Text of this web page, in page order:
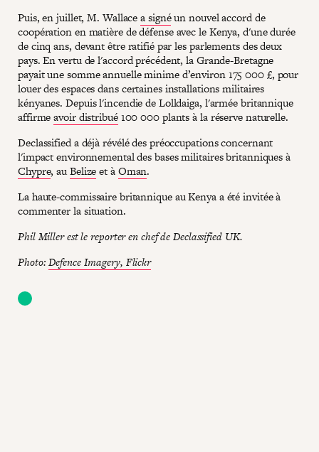
Puis, en juillet, M. Wallacea signéun nouvel accord de
coopération en matière de défense avec le Kenya, d'une durée
de cinq ans, devant être ratifié par les parlements des deux
pays. En vertu de l'accord précédent, la Grande-Bretagne
payait une somme annuelle minime d’environ 175 000 £, pour
louer des espaces dans certaines installations militaires
kényanes. Depuis l'incendie de Lolldaiga, l'armée britannique
affirmeavoir distribué100 000 plants à la réserve naturelle.
Declassified a déjà révélé des préoccupations concernant
l'impact environnemental des bases militaires britanniques à
Chypre, auBelizeet àOman.
La haute-commissaire britannique au Kenya a été invitée à
commenter la situation.
Phil Miller est le reporter en chef de Declassified UK.
Photo:Defence Imagery, Flickr